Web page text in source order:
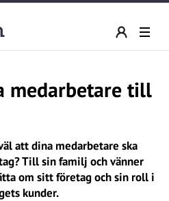
medarbetare till
att dina medarbetare ska
Till sin familj och vänner
om sitt företag och sin roll i
kunder.